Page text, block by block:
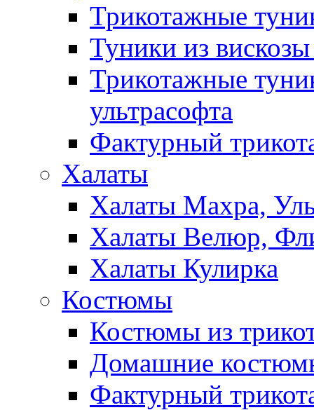
Трикотажные
Туники из
Трикотажные
ультрасофта
Фактурный
Халаты
Халаты Махра,
Халаты Велюр,
Халаты Кулирка
Костюмы
Костюмы из
Домашние
Фактурный